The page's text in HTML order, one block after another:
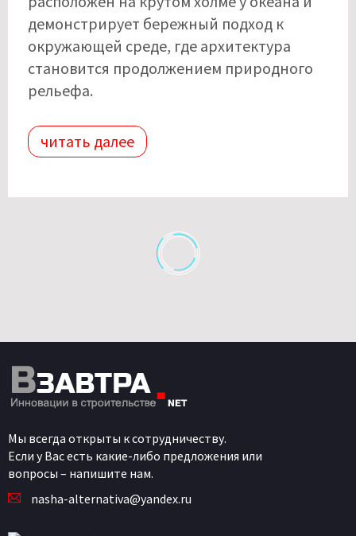
демонстрирует бережный подход к
окружающей среде, где архитектура
становится продолжением природного
рельефа.
читать далее
Мы всегда открыты к сотрудничеству.
Если у Вас есть какие-либо предложения или
вопросы – напишите нам.
nasha-alternativa@yandex.ru